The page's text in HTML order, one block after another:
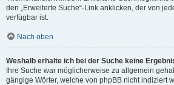
den „Erweiterte Suche“-Link anklicken, der von
verfügbar ist.
Nach oben
Weshalb erhalte ich bei der Suche keine
Ihre Suche war möglicherweise zu allgemein
gängige Wörter, welche von phpBB nicht indiziert